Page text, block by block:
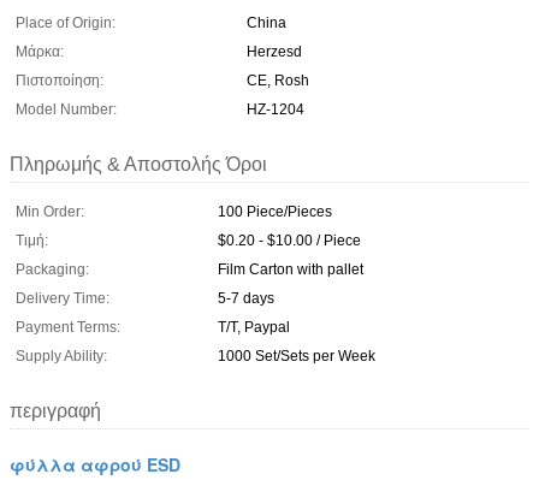
Place of Origin:
China
Μάρκα:
Herzesd
Πιστοποίηση:
CE, Rosh
Model Number:
HZ-1204
Πληρωμής & Αποστολής Όροι
Min Order:
100 Piece/Pieces
Τιμή:
$0.20 - $10.00 / Piece
Packaging:
Film Carton with pallet
Delivery Time:
5-7 days
Payment Terms:
T/T, Paypal
Supply Ability:
1000 Set/Sets per Week
περιγραφή
φύλλα αφρού ESD